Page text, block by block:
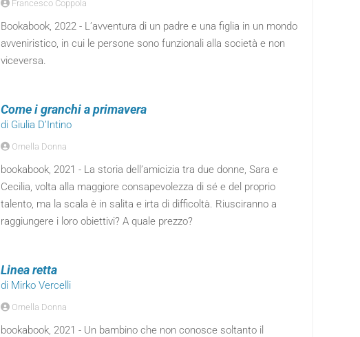
Francesco Coppola
Bookabook, 2022 - L’avventura di un padre e una figlia in un mondo
avveniristico, in cui le persone sono funzionali alla società e non
viceversa.
Come i granchi a primavera
di Giulia D’Intino
Ornella Donna
bookabook, 2021 - La storia dell’amicizia tra due donne, Sara e
Cecilia, volta alla maggiore consapevolezza di sé e del proprio
talento, ma la scala è in salita e irta di difficoltà. Riusciranno a
raggiungere i loro obiettivi? A quale prezzo?
Linea retta
di Mirko Vercelli
Ornella Donna
bookabook, 2021 - Un bambino che non conosce soltanto il